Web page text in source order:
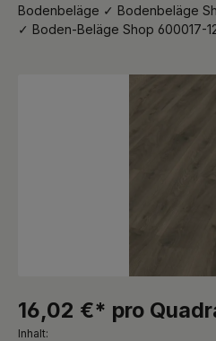
Bodenbeläge ✓ Bodenbeläge
✓ Boden-Beläge Shop 600017-
16,02 €* pro
Inhalt: